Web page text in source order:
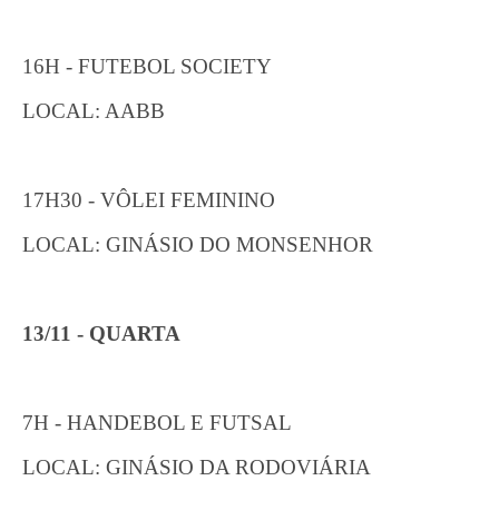
16H - FUTEBOL SOCIETY
LOCAL: AABB
17H30 - VÔLEI FEMININO
LOCAL: GINÁSIO DO MONSENHOR
13/11 - QUARTA
7H - HANDEBOL E FUTSAL
LOCAL: GINÁSIO DA RODOVIÁRIA